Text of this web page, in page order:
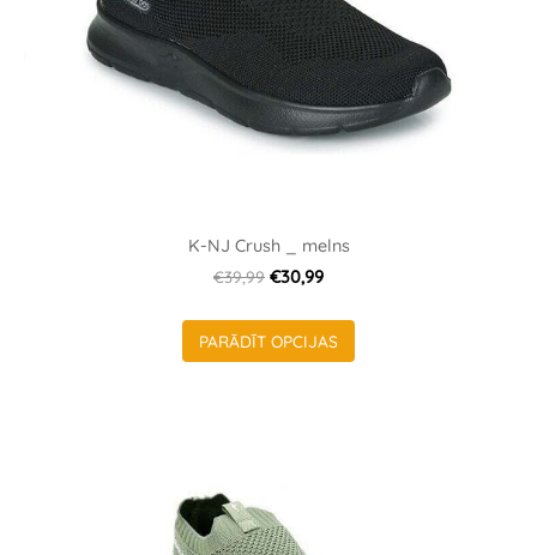
K-NJ Crush _ melns
€39,99 €30,99
PARĀDĪT OPCIJAS